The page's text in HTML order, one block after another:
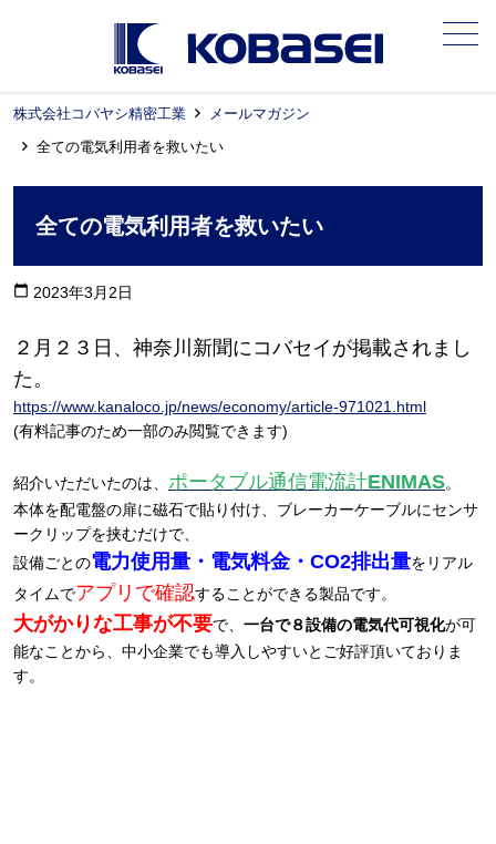
メニュー
株式会社コバヤシ精密工業
メールマガジン
全ての電気利用者を救いたい
全ての電気利用者を救いたい
calendar_today 2023年3月2日
２月２３日、神奈川新聞にコバセイが掲載されまし
た。
https://www.kanaloco.jp/news/economy/article-971021.html
(有料記事のため一部のみ閲覧できます)
紹介いただいたのは、 ポータブル通信電流計ENIMAS。
本体を配電盤の扉に磁石で貼り付け、ブレーカーケーブルにセンサ
ークリップを挟むだけで、
設備ごとの電力使用量・電気料金・CO2排出量をリアル
タイムでアプリで確認することができる製品です。
大がかりな工事が不要で、 一台で８設備の電気代可視化が可
能なことから、中小企業でも導入しやすいとご好評頂いておりま
す。